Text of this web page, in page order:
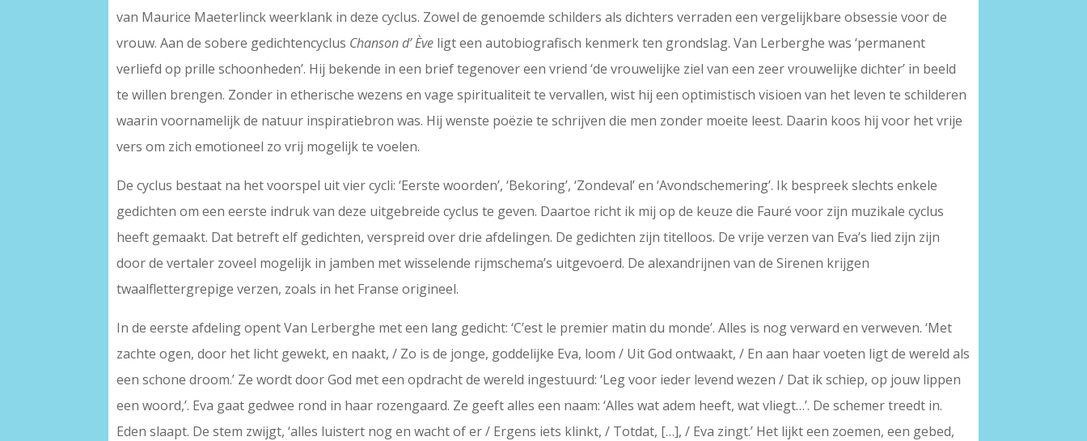
van Maurice Maeterlinck weerklank in deze cyclus. Zowel de genoemde schilders als dichters verraden een vergelijkbare obsessie voor de
vrouw. Aan de sobere gedichtencyclus Chanson d’ Ève ligt een autobiografisch kenmerk ten grondslag. Van Lerberghe was ‘permanent
verliefd op prille schoonheden’. Hij bekende in een brief tegenover een vriend ‘de vrouwelijke ziel van een zeer vrouwelijke dichter’ in beeld
te willen brengen. Zonder in etherische wezens en vage spiritualiteit te vervallen, wist hij een optimistisch visioen van het leven te schilderen
waarin voornamelijk de natuur inspiratiebron was. Hij wenste poëzie te schrijven die men zonder moeite leest. Daarin koos hij voor het vrije
vers om zich emotioneel zo vrij mogelijk te voelen.
De cyclus bestaat na het voorspel uit vier cycli: ‘Eerste woorden’, ‘Bekoring’, ‘Zondeval’ en ‘Avondschemering’. Ik bespreek slechts enkele
gedichten om een eerste indruk van deze uitgebreide cyclus te geven. Daartoe richt ik mij op de keuze die Fauré voor zijn muzikale cyclus
heeft gemaakt. Dat betreft elf gedichten, verspreid over drie afdelingen. De gedichten zijn titelloos. De vrije verzen van Eva’s lied zijn zijn
door de vertaler zoveel mogelijk in jamben met wisselende rijmschema’s uitgevoerd. De alexandrijnen van de Sirenen krijgen
twaalflettergrepige verzen, zoals in het Franse origineel.
In de eerste afdeling opent Van Lerberghe met een lang gedicht: ‘C’est le premier matin du monde’. Alles is nog verward en verweven. ‘Met
zachte ogen, door het licht gewekt, en naakt, / Zo is de jonge, goddelijke Eva, loom / Uit God ontwaakt, / En aan haar voeten ligt de wereld als
een schone droom.’ Ze wordt door God met een opdracht de wereld ingestuurd: ‘Leg voor ieder levend wezen / Dat ik schiep, op jouw lippen
een woord,’. Eva gaat gedwee rond in haar rozengaard. Ze geeft alles een naam: ‘Alles wat adem heeft, wat vliegt…’. De schemer treedt in.
Eden slaapt. De stem zwijgt, ‘alles luistert nog en wacht of er / Ergens iets klinkt, / Totdat, […], / Eva zingt.’ Het lijkt een zoemen, een gebed,